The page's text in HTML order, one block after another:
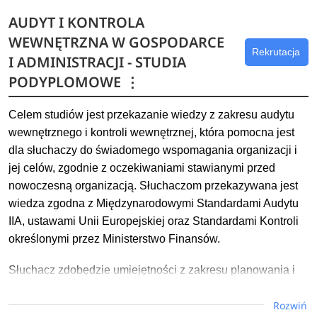
AUDYT I KONTROLA
WEWNĘTRZNA W GOSPODARCE
I ADMINISTRACJI - STUDIA
PODYPLOMOWE ⋮
Rekrutacja
Celem studiów jest przekazanie wiedzy z zakresu audytu
wewnętrznego i kontroli wewnętrznej, która pomocna jest
dla słuchaczy do świadomego wspomagania organizacji i
jej celów, zgodnie z oczekiwaniami stawianymi przed
nowoczesną organizacją. Słuchaczom przekazywana jest
wiedza zgodna z Międzynarodowymi Standardami Audytu
IIA, ustawami Unii Europejskiej oraz Standardami Kontroli
określonymi przez Ministerstwo Finansów.
Słuchacz zdobędzie umiejętności z zakresu planowania i
sporządzania dokumentacji z badań. Istotną umiejętnością
Rozwiń